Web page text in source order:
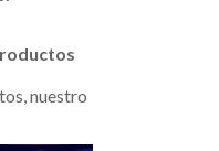
nuestro